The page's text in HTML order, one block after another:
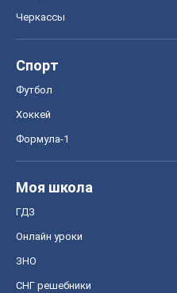
Черкассы
Спорт
Футбол
Хоккей
Формула-1
Моя школа
ГДЗ
Онлайн уроки
ЗНО
СНГ решебники